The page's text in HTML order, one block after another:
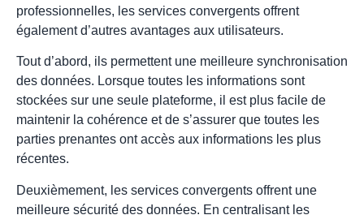
professionnelles, les services convergents offrent
également d’autres avantages aux utilisateurs.
Tout d’abord, ils permettent une meilleure synchronisation
des données. Lorsque toutes les informations sont
stockées sur une seule plateforme, il est plus facile de
maintenir la cohérence et de s’assurer que toutes les
parties prenantes ont accès aux informations les plus
récentes.
Deuxièmement, les services convergents offrent une
meilleure sécurité des données. En centralisant les